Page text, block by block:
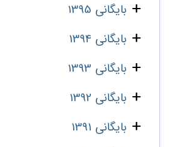
بایگانی 1395
بایگانی 1394
بایگانی 1393
بایگانی 1392
بایگانی 1391